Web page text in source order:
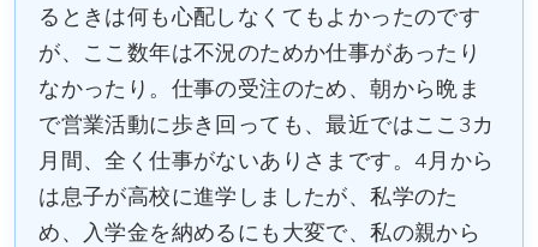
るときは何も心配しなくてもよかったのです
が、ここ数年は不況のためか仕事があったり
なかったり。仕事の受注のため、朝から晩ま
で営業活動に歩き回っても、最近ではここ3カ
月間、全く仕事がないありさまです。4月から
は息子が高校に進学しましたが、私学のた
め、入学金を納めるにも大変で、私の親から